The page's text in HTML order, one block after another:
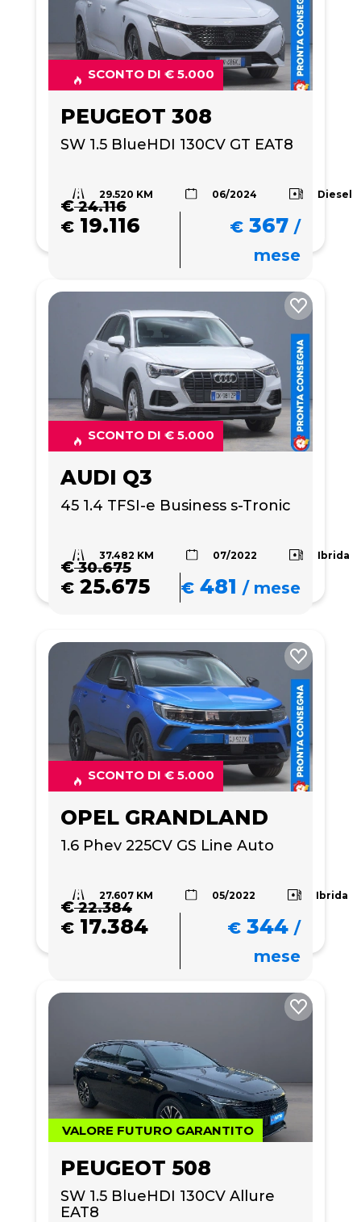
SCONTO DI € 5.000
PEUGEOT 308
SW 1.5 BlueHDI 130CV GT EAT8
29.520 KM 06/2024 Diesel
€24.116
€ 19.116 € 367 /
mese
SCONTO DI € 5.000
AUDI Q3
45 1.4 TFSI-e Business s-Tronic
37.482 KM 07/2022 Ibrida
€30.675
€ 25.675 € 481 /mese
SCONTO DI € 5.000
OPEL GRANDLAND
1.6 Phev 225CV GS Line Auto
27.607 KM 05/2022 Ibrida
€22.384
€ 17.384 € 344 /
mese
VALORE FUTURO GARANTITO
PEUGEOT 508
SW 1.5 BlueHDI 130CV Allure
EAT8